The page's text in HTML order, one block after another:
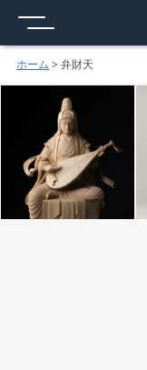
ホーム > 弁財天